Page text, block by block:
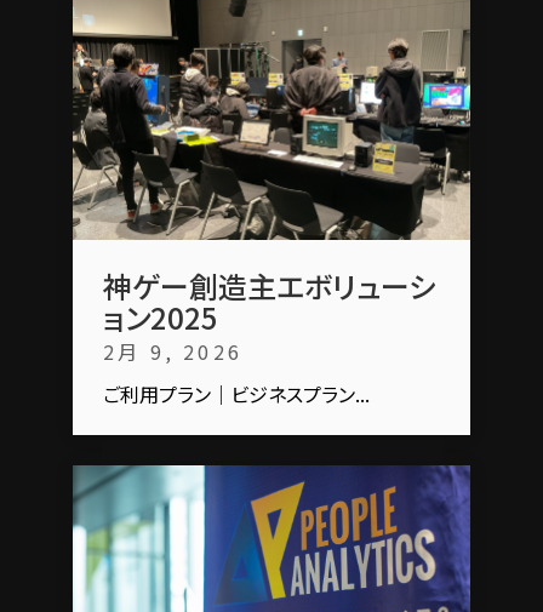
神ゲー創造主エボリューシ
ョン2025
2月 9, 2026
ご利用プラン｜ビジネスプラン...